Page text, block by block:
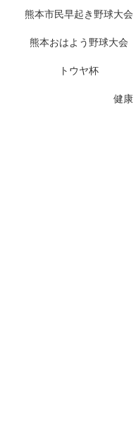
熊本市民早起き野球大会
熊本おはよう野球大会
トウヤ杯
健康